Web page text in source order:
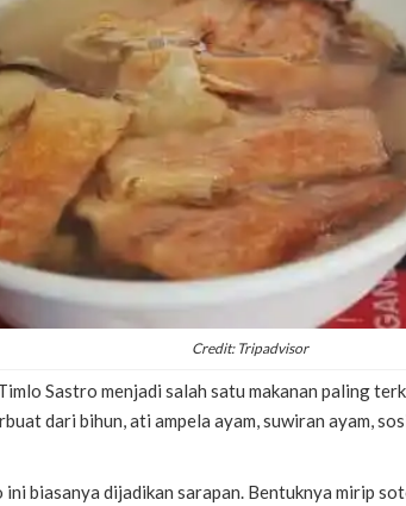
Credit: Tripadvisor
Sastro menjadi salah satu makanan paling
dari bihun, ati ampela ayam, suwiran ayam,
ini biasanya dijadikan sarapan. Bentuknya mirip